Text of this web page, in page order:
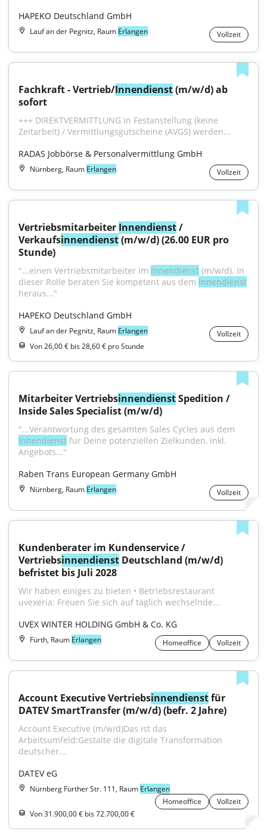
HAPEKO Deutschland GmbH
Lauf an der Pegnitz, Raum Erlangen Vollzeit
Fachkraft - Vertrieb/Innendienst (m/w/d) ab
sofort
+++ DIREKTVERMITTLUNG in Festanstellung (keine
Zeitarbeit) / Vermittlungsgutscheine (AVGS) werden...
RADAS Jobbörse & Personalvermittlung GmbH
Nürnberg, Raum Erlangen Vollzeit
Vertriebsmitarbeiter Innendienst /
Verkaufsinnendienst (m/w/d) (26.00 EUR pro
Stunde)
"...einen Vertriebsmitarbeiter im Innendienst (m/w/d). In
dieser Rolle beraten Sie kompetent aus dem Innendienst
heraus..."
HAPEKO Deutschland GmbH
Lauf an der Pegnitz, Raum Erlangen
Vollzeit
Von 26,00 € bis 28,60 € pro Stunde
Mitarbeiter Vertriebsinnendienst Spedition /
Inside Sales Specialist (m/w/d)
Innendienst für Deine potenziellen Zielkunden, inkl.
Angebots..."
Raben Trans European Germany GmbH
Nürnberg, Raum Erlangen Vollzeit
Kundenberater im Kundenservice /
Vertriebsinnendienst Deutschland (m/w/d)
befristet bis Juli 2028
Wir haben einiges zu bieten • Betriebsrestaurant
uvexeria: Freuen Sie sich auf täglich wechselnde...
UVEX WINTER HOLDING GmbH & Co. KG
Fürth, Raum Erlangen Homeoffice Vollzeit
Account Executive Vertriebsinnendienst für
DATEV SmartTransfer (m/w/d) (befr. 2 Jahre)
Account Executive (m/w/d)Das ist das
Arbeitsumfeld:Gestalte die digitale Transformation
deutscher...
DATEV eG
Nürnberg Fürther Str. 111, Raum Erlangen
Homeoffice
Vollzeit
Von 31.900,00 € bis 72.700,00 €